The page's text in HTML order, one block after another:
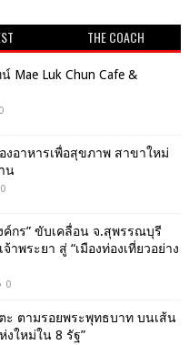
THE COACH
Mae Luk Chun Cafe &
0
งอาหารเพื่อสุขภาพ​ สาขาใหม่
น
0
ค์กร” ขับเคลื่อน จ.สุพรรณบุรี
พระยา สู่ “เมืองท่องเที่ยวอย่าง
0
ะ ตามรอยพระพุทธบาท บนเส้น
ใหม่ใน 8 รัฐ”